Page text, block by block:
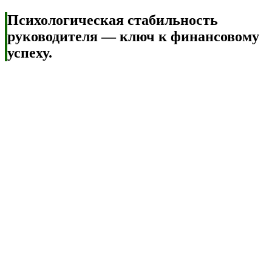
Психологическая стабильность
руководителя — ключ к финансовому
успеху.